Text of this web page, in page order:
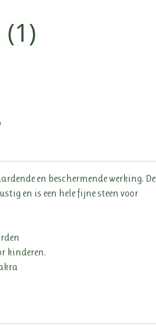
en beschermende werking. De
en is een hele fijne steen voor
kinderen.